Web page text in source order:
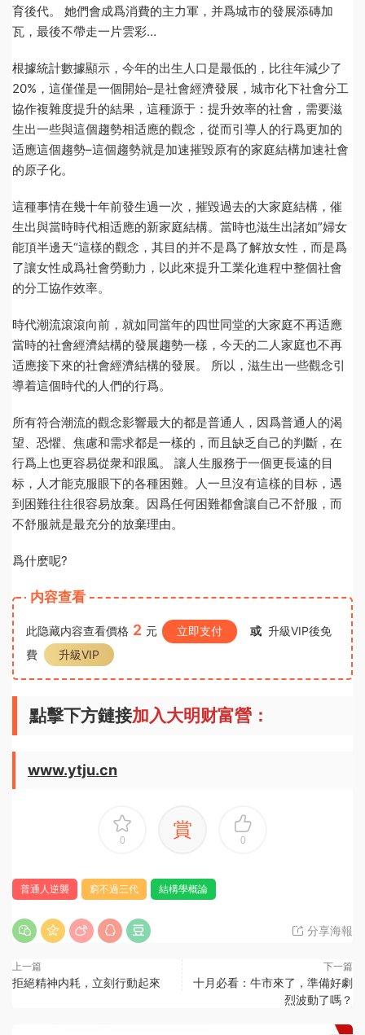
育後代。 她們會成爲消費的主力軍，并爲城市的發展添磚加
瓦，最後不帶走一片雲彩…
根據統計數據顯示，今年的出生人口是最低的，比往年減少了
20%，這僅僅是一個開始–是社會經濟發展，城市化下社會分工
協作複雜度提升的結果，這種源于：提升效率的社會，需要滋
生出一些與這個趨勢相适應的觀念，從而引導人的行爲更加的
适應這個趨勢–這個趨勢就是加速摧毀原有的家庭結構加速社會
的原子化。
這種事情在幾十年前發生過一次，摧毀過去的大家庭結構，催
生出與當時時代相适應的新家庭結構。當時也滋生出諸如”婦女
能頂半邊天“這樣的觀念，其目的并不是爲了解放女性，而是爲
了讓女性成爲社會勞動力，以此來提升工業化進程中整個社會
的分工協作效率。
時代潮流滾滾向前，就如同當年的四世同堂的大家庭不再适應
當時的社會經濟結構的發展趨勢一樣，今天的二人家庭也不再
适應接下來的社會經濟結構的發展。 所以，滋生出一些觀念引
導着這個時代的人們的行爲。
所有符合潮流的觀念影響最大的都是普通人，因爲普通人的渴
望、恐懼、焦慮和需求都是一樣的，而且缺乏自己的判斷，在
行爲上也更容易從衆和跟風。 讓人生服務于一個更長遠的目
标，人才能克服眼下的各種困難。人一旦沒有這樣的目标，遇
到困難往往很容易放棄。因爲任何困難都會讓自己不舒服，而
不舒服就是最充分的放棄理由。
爲什麽呢?
内容查看
此隐藏内容查看價格 2 元 立即支付 或 升級VIP後免
費
升級VIP
點擊下方鏈接加入大明财富營：
www.ytju.cn
0 賞 0
普通人逆襲 窮不過三代 結構學概論
分享海報
上一篇
拒絕精神内耗，立刻行動起來
下一篇
十月必看：牛市來了，準備好劇
烈波動了嗎？